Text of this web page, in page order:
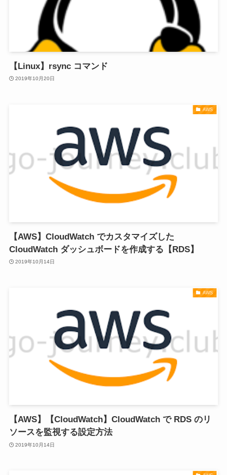
【Linux】rsync コマンド
2019年10月20日
AWS
【AWS】CloudWatch でカスタマイズした
CloudWatch ダッシュボードを作成する【RDS】
2019年10月14日
AWS
【AWS】【CloudWatch】CloudWatch で RDS のリ
ソースを監視する設定方法
2019年10月14日